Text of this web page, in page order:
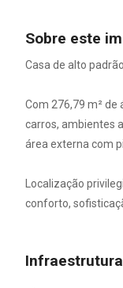
Sobre este
Casa de alto
Com 276,79 m²
carros, ambientes
área externa com
Localização
conforto,